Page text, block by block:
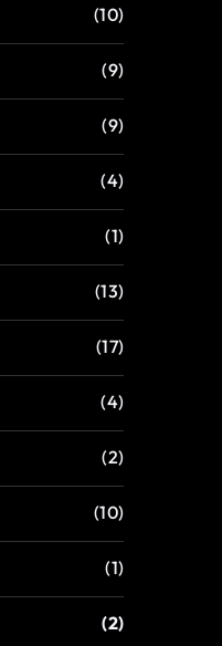
(10)
(9)
(9)
(4)
(1)
(13)
(17)
(4)
(2)
(10)
(1)
(2)